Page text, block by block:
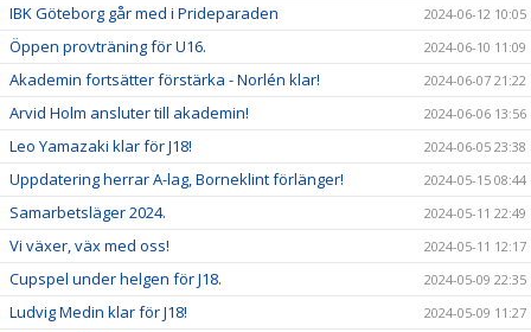
IBK Göteborg går med i Prideparaden 2024-06-12 10:05
Öppen provträning för U16. 2024-06-10 11:09
Akademin fortsätter förstärka - Norlén klar! 2024-06-07 21:22
Arvid Holm ansluter till akademin! 2024-06-06 13:56
Leo Yamazaki klar för J18! 2024-06-05 23:38
Uppdatering herrar A-lag, Borneklint förlänger! 2024-05-15 08:44
Samarbetsläger 2024. 2024-05-11 22:49
Vi växer, väx med oss! 2024-05-11 12:17
Cupspel under helgen för J18. 2024-05-09 22:35
Ludvig Medin klar för J18! 2024-05-09 11:27